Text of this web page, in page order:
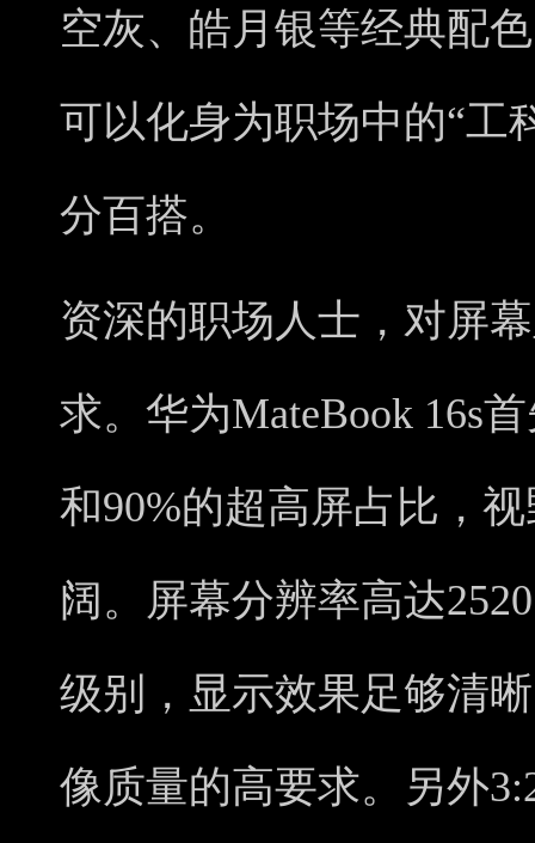
空灰、皓月银等经典配
可以化身为职场中的“工
分百搭。
资深的职场人士，对屏
求。华为MateBook 16s
和90%的超高屏占比，
阔。屏幕分辨率高达
级别，显示效果足够清
像质量的高要求。另外